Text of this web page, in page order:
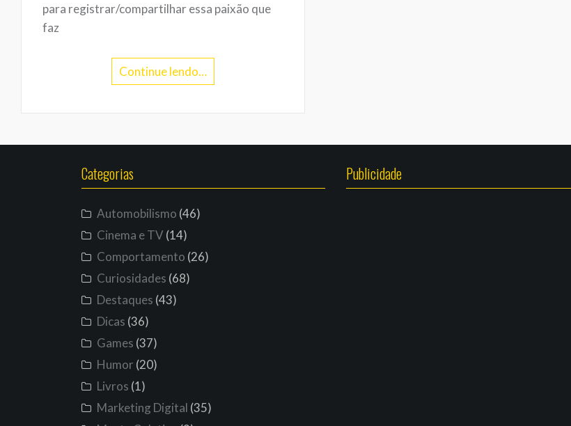
para registrar/compartilhar essa paixão que
faz
Continue lendo…
Categorias
Automobilismo (46)
Cinema e TV(14)
Comportamento (26)
Curiosidades (68)
Destaques (43)
Dicas (36)
Games (37)
Humor (20)
Livros (1)
Marketing Digital (35)
Publicidade